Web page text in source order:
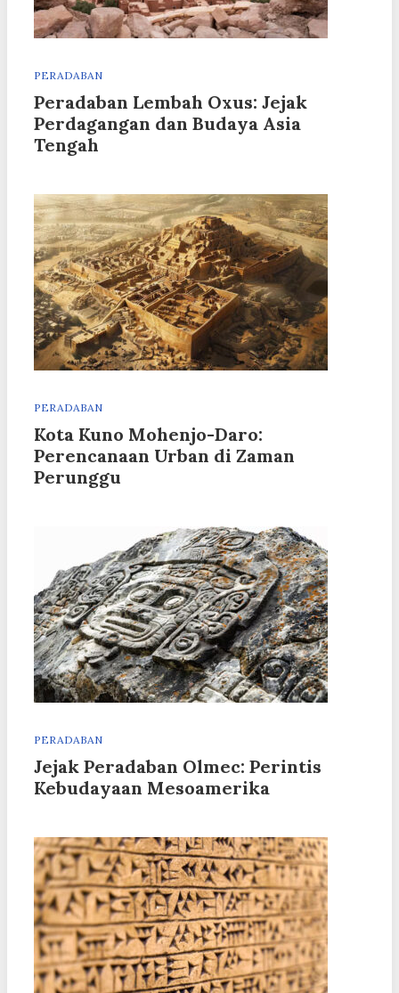
PERADABAN
Peradaban Lembah Oxus: Jejak
Perdagangan dan Budaya Asia
Tengah
PERADABAN
Kota Kuno Mohenjo-Daro:
Perencanaan Urban di Zaman
Perunggu
PERADABAN
Jejak Peradaban Olmec: Perintis
Kebudayaan Mesoamerika